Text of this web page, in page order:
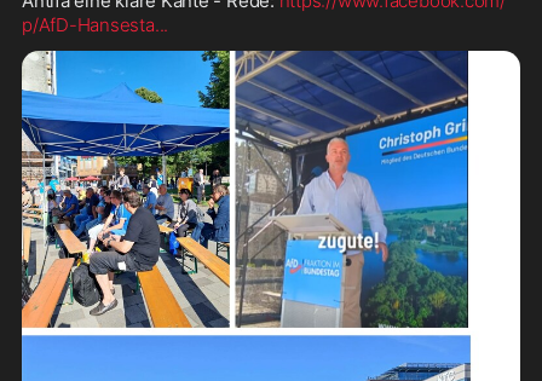
p/AfD-Hansesta...